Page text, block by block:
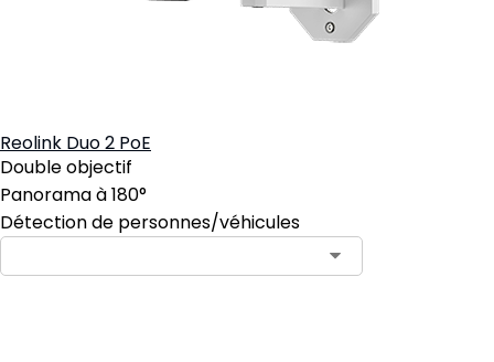
Reolink Duo 2 PoE
Double objectif
Panorama à 180°
Détection de personnes/véhicules